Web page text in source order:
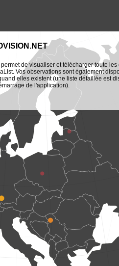
de visualiser et télécharger toute
Vos observations sont également
elles existent (une liste détaillée est
de l'application).